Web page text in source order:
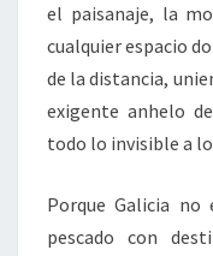
el paisanaje, la
cualquier espacio
de la distancia,
exigente anhelo
todo lo invisible a
Porque Galicia no
pescado con